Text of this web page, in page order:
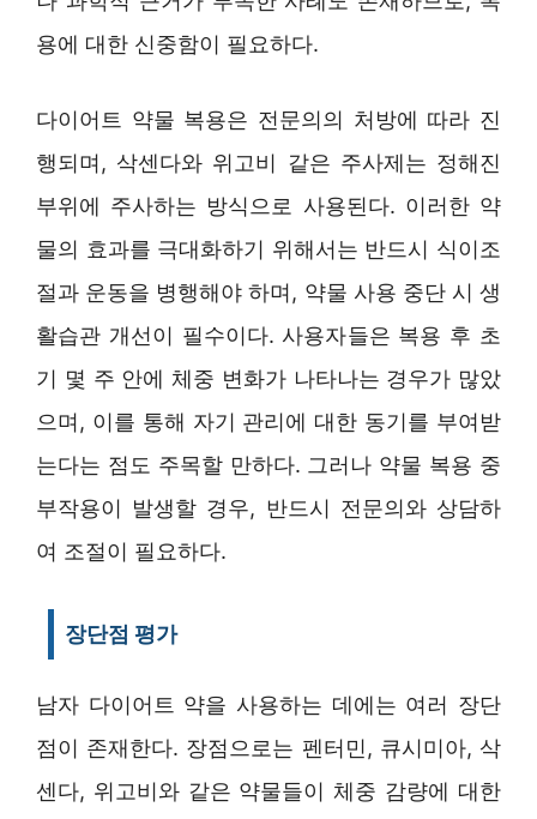
용에 대한 신중함이 필요하다.
다이어트 약물 복용은 전문의의 처방에 따라 진
행되며, 삭센다와 위고비 같은 주사제는 정해진
부위에 주사하는 방식으로 사용된다. 이러한 약
물의 효과를 극대화하기 위해서는 반드시 식이조
절과 운동을 병행해야 하며, 약물 사용 중단 시 생
활습관 개선이 필수이다. 사용자들은 복용 후 초
기 몇 주 안에 체중 변화가 나타나는 경우가 많았
으며, 이를 통해 자기 관리에 대한 동기를 부여받
는다는 점도 주목할 만하다. 그러나 약물 복용 중
부작용이 발생할 경우, 반드시 전문의와 상담하
여 조절이 필요하다.
장단점 평가
남자 다이어트 약을 사용하는 데에는 여러 장단
점이 존재한다. 장점으로는 펜터민, 큐시미아, 삭
센다, 위고비와 같은 약물들이 체중 감량에 대한